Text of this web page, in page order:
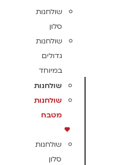
שולחנות
סלון
שולחנות
גדולים
במיוחד
שולחנות
שולחנות
מטבח
שולחנות
סלון